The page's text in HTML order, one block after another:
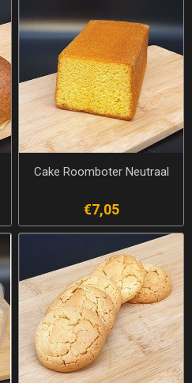
Cake Roomboter Neutraal
€7,05